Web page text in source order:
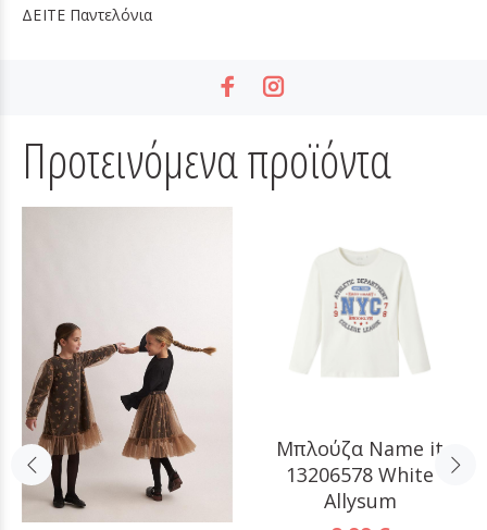
ΔΕΙΤΕ Παντελόνια
Προτεινόμενα προϊόντα
Μπλούζα Name it
13206578 White
Allysum